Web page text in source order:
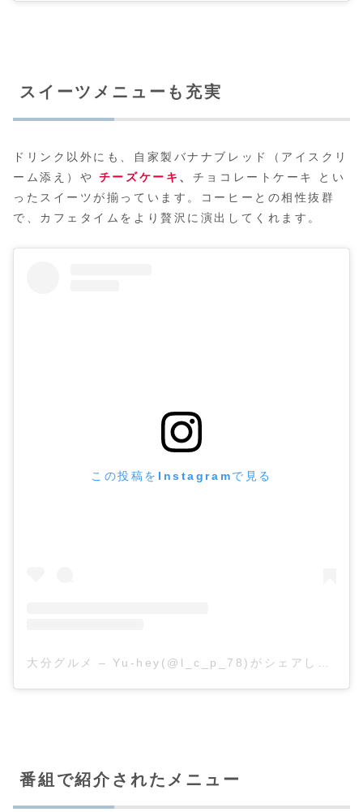
スイーツメニューも充実
ドリンク以外にも、自家製バナナブレッド（アイスクリ
ーム添え）や チーズケーキ 、 チョコレートケーキ とい
ったスイーツが揃っています。コーヒーとの相性抜群
で、カフェタイムをより贅沢に演出してくれます。
この投稿をInstagramで見る
大分グルメ – Yu-hey(@l_c_p_78)がシェアした投稿
番組で紹介されたメニュー